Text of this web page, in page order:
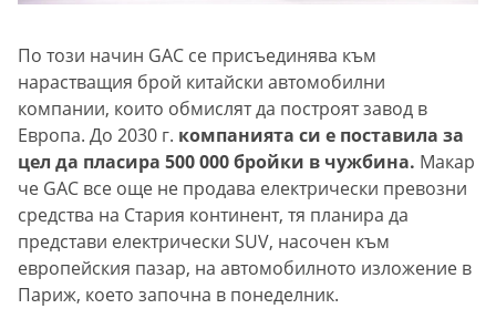
По този начин GAC се присъединява към
нарастващия брой китайски автомобилни
компании, които обмислят да построят завод в
Европа. До 2030 г. компанията си е поставила за
цел да пласира 500 000 бройки в чужбина. Макар
че GAC все още не продава електрически превозни
средства на Стария континент, тя планира да
представи електрически SUV, насочен към
европейския пазар, на автомобилното изложение в
Париж, което започна в понеделник.